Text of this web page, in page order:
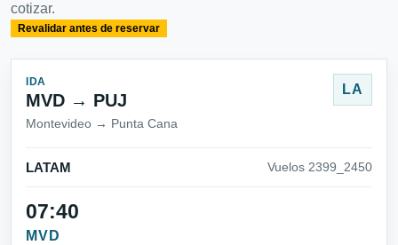
cotizar.
Revalidar antes de reservar
IDA
MVD → PUJ
Montevideo → Punta Cana
LA
LATAM Vuelos 2399_2450
07:40
MVD